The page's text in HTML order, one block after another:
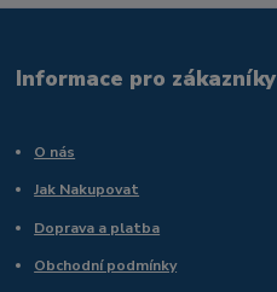
Informace pro zákazníky
O nás
Jak Nakupovat
Doprava a platba
Obchodní podmínky